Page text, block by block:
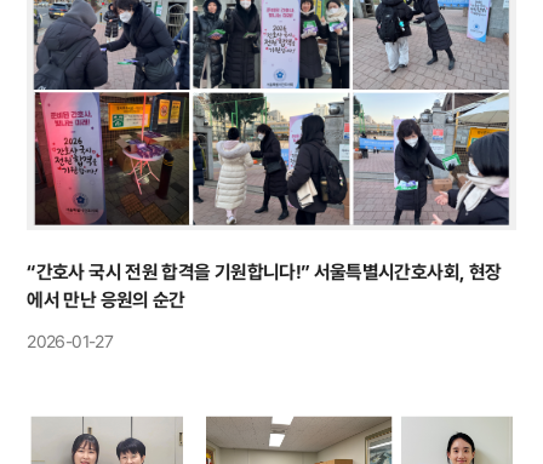
“간호사 국시 전원 합격을 기원합니다!” 서울특별시간호사회, 현장
에서 만난 응원의 순간
2026-01-27